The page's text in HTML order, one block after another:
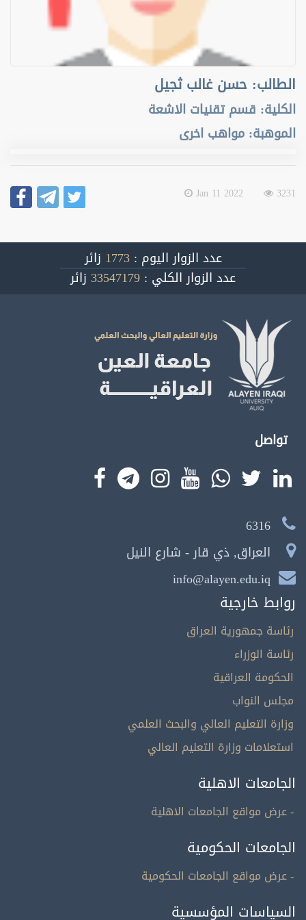
الطالب: حسن غالب ثجيل
الكلية: قسم تقنيات الاشعة
الموهبة: مواهب اخرى
3231
2022 Jan 11
عدد الزوار اليوم :1773 زائر
عدد الزوار الكلي : 33547179 زائر
تواصل
6316
العراق, ذي قار - شارع النيل
info@alayen.edu.iq
روابط خارجية
رئاسة جمهورية العراق
رئاسة الوزراء
الحكومة العراقية
مجلس النواب
وزارة التعليم العالي والبحث العلمي
استعلامات وزارة التعليم العالي
الجامعات الاهلية
- عرض مواقع الجامعات الاهلية
الجامعات الحكومية
- عرض مواقع الجامعات الحكومية
السياسات المؤسسية